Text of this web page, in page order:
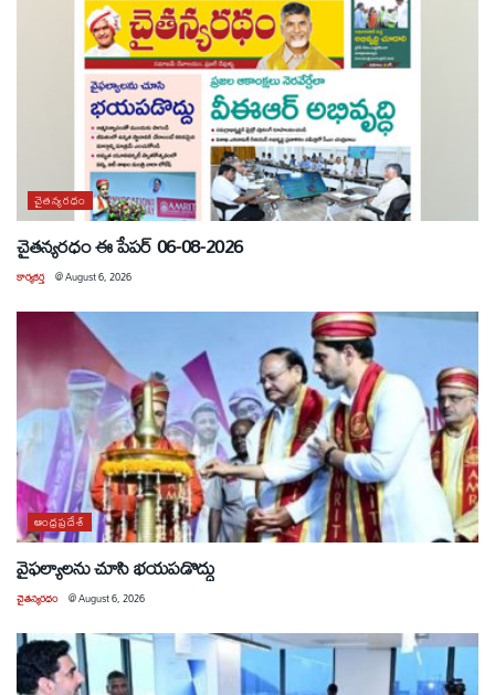
చైతన్యరధం
చైతన్యరధం ఈ పేపర్ 06-08-2026
కార్యకర్త @August 6, 2026
ఆంధ్రప్రదేశ్
వైఫల్యాలను చూసి భయపడొద్దు
చైతన్యరధం @August 6, 2026